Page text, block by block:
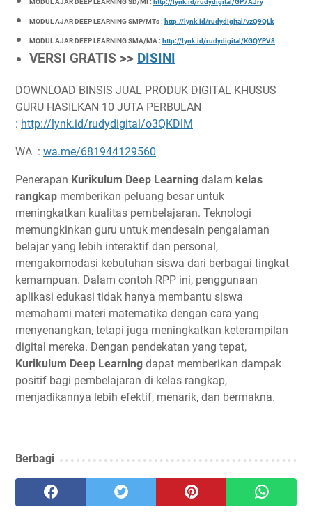
MODUL AJAR DEEP LEARNING SD/MI : http://lynk.id/rudydigital/GP7AJry
MODUL AJAR DEEP LEARNING SMP/MTs : http://lynk.id/rudydigital/vzQ9QLk
MODUL AJAR DEEP LEARNING SMA/MA : http://lynk.id/rudydigital/KGQYPV8
VERSI GRATIS >> DISINI
DOWNLOAD BINSIS JUAL PRODUK DIGITAL KHUSUS
GURU HASILKAN 10 JUTA PERBULAN
: http://lynk.id/rudydigital/o3QKDlM
WA : wa.me/681944129560
Penerapan Kurikulum Deep Learning dalam kelas
rangkap memberikan peluang besar untuk
meningkatkan kualitas pembelajaran. Teknologi
memungkinkan guru untuk mendesain pengalaman
belajar yang lebih interaktif dan personal,
mengakomodasi kebutuhan siswa dari berbagai tingkat
kemampuan. Dalam contoh RPP ini, penggunaan
aplikasi edukasi tidak hanya membantu siswa
memahami materi matematika dengan cara yang
menyenangkan, tetapi juga meningkatkan keterampilan
digital mereka. Dengan pendekatan yang tepat,
Kurikulum Deep Learning dapat memberikan dampak
positif bagi pembelajaran di kelas rangkap,
menjadikannya lebih efektif, menarik, dan bermakna.
Berbagi